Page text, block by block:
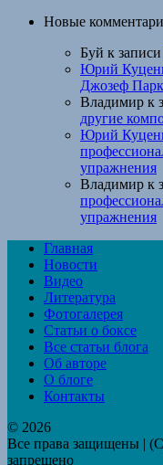
Новые
Буй к записи
Юрий
Джозеф
Владимир к
другие
Юрий
упражнения
Владимир к
упражнения
Главная
Новости
Видео
Литература
Фотогалерея
Статьи о боксе
Все статьи блога
Об авторе
О блоге
Контакты
© 2026
Все права защищены |
запрещено